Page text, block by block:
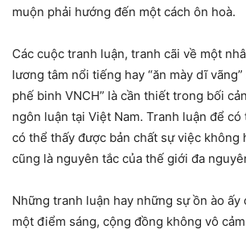
muộn phải hướng đến một cách ôn hoà.
Các cuộc tranh luận, tranh cãi về một
lương tâm nổi tiếng hay “ăn mày dĩ
phế binh VNCH” là cần thiết trong bối
ngôn luận tại Việt Nam. Tranh luận để
có thể thấy được bản chất sự việc không
cũng là nguyên tắc của thế giới đa
Những tranh luận hay những sự ồn ào ấy
một điểm sáng, cộng đồng không vô